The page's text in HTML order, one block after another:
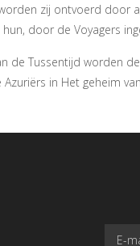
zij ontvoerd door
door de Voyagers
de Tussentijd worden
in Het geheim